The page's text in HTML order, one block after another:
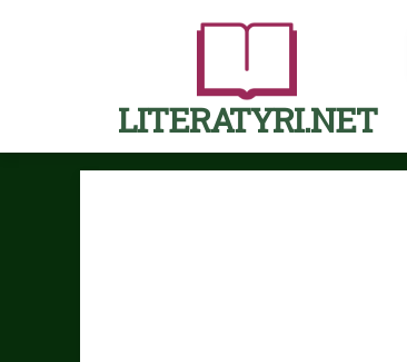
LITERATYRI.NET